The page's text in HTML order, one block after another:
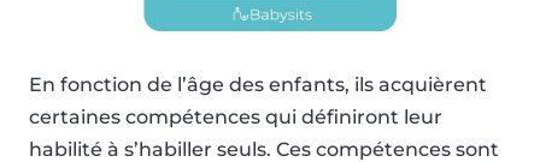
En fonction de l’âge des enfants, ils acquièrent
certaines compétences qui définiront leur
habilité à s’habiller seuls. Ces compétences sont